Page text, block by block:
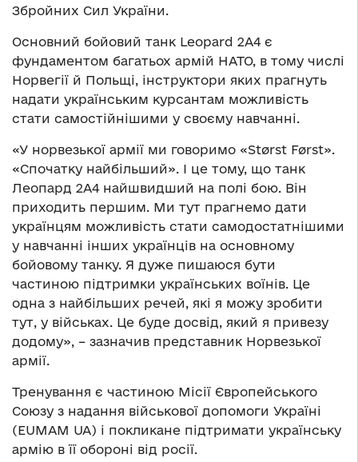
Збройних Сил України.
Основний бойовий танк Leopard 2A4 є
фундаментом багатьох армій НАТО, в тому числі
Норвегії й Польщі, інструктори яких прагнуть
надати українським курсантам можливість
стати самостійнішими у своєму навчанні.
«У норвезької армії ми говоримо «Størst Først».
«Спочатку найбільший». І це тому, що танк
Леопард 2А4 найшвидший на полі бою. Він
приходить першим. Ми тут прагнемо дати
українцям можливість стати самодостатнішими
у навчанні інших українців на основному
бойовому танку. Я дуже пишаюся бути
частиною підтримки українських воїнів. Це
одна з найбільших речей, які я можу зробити
тут, у військах. Це буде досвід, який я привезу
додому», – зазначив представник Норвезької
армії.
Тренування є частиною Місії Європейського
Союзу з надання військової допомоги Україні
(EUMAM UA) і покликане підтримати українську
армію в її обороні від росії.